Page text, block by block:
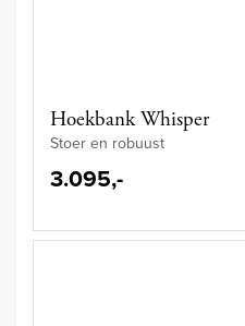
Hoekbank Whisper
Stoer en robuust
3.095,-